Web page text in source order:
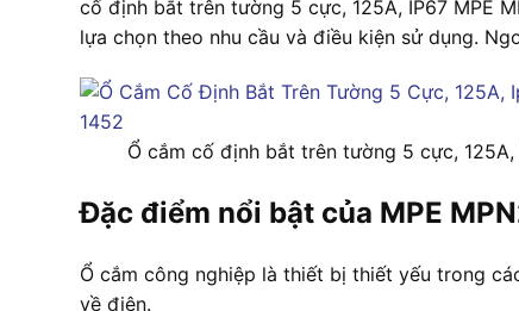
cố định bắt trên tường 5 cực, 125A, IP67 MPE
lựa chọn theo nhu cầu và điều kiện sử dụng.
Ổ cắm cố định bắt trên tường 5 cực, 125A,
Đặc điểm nổi bật của MPE
Ổ cắm công nghiệp là thiết bị thiết yếu trong
về điện.